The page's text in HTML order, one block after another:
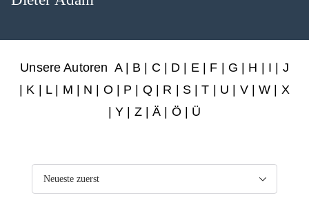
Unsere Autoren A| B C D E| F G H I
J
K L| M N O P Q| R S |T U V|W
X
Y Z|Ä | Ö | Ü